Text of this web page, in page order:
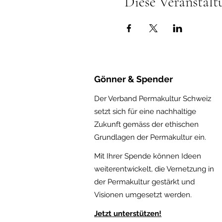
Gönner & Spender
Der Verband Permakultur Schweiz
setzt sich für eine nachhaltige
Zukunft gemäss der ethischen
Grundlagen der Permakultur ein.
Mit Ihrer Spende können Ideen
weiterentwickelt, die Vernetzung in
der Permakultur gestärkt und
Visionen umgesetzt werden.
Jetzt unterstützen!